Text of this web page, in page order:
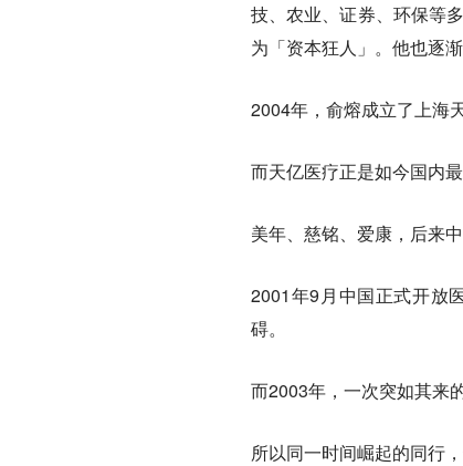
技、农业、证券、环保等
为「资本狂人」。他也逐
2004年，俞熔成立了上海
而天亿医疗正是如今国内
美年、慈铭、爱康，后来
2001年9月中国正式开放
碍。
而2003年，一次突如其来
所以同一时间崛起的同行